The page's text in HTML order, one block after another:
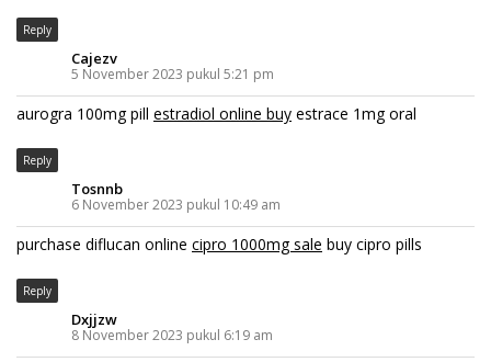
Reply
Cajezv
5 November 2023 pukul 5:21 pm
aurogra 100mg pill estradiol online buy estrace 1mg oral
Reply
Tosnnb
6 November 2023 pukul 10:49 am
purchase diflucan online cipro 1000mg sale buy cipro pills
Reply
Dxjjzw
8 November 2023 pukul 6:19 am